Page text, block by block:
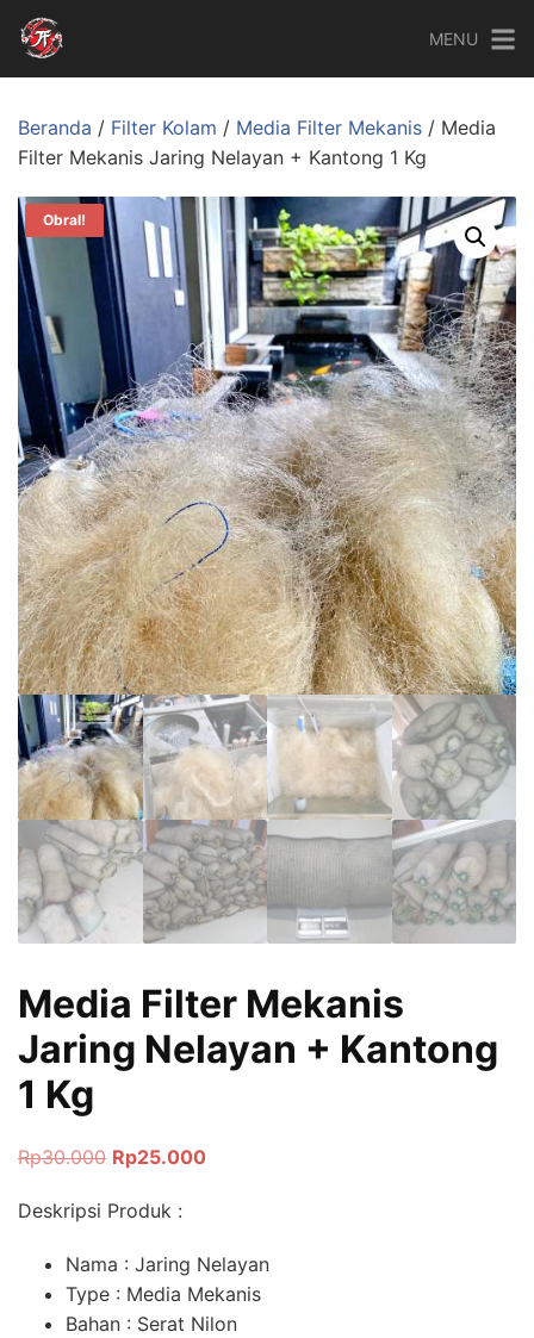
MENU
Beranda / Filter Kolam / Media Filter Mekanis / Media
Filter Mekanis Jaring Nelayan + Kantong 1 Kg
Obral!
Media Filter Mekanis
Jaring Nelayan + Kantong
1 Kg
Rp30.000 Rp25.000
Deskripsi Produk :
Nama : Jaring Nelayan
Type : Media Mekanis
Bahan : Serat Nilon